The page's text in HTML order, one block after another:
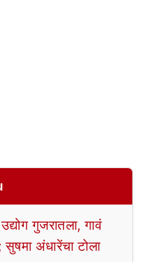
गुजरातला, गावं
सुषमा अंधारेंचा टोला